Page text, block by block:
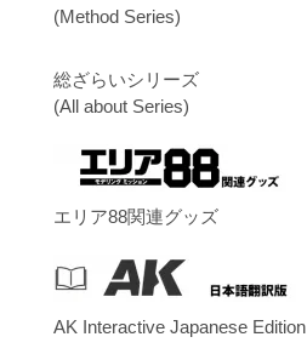
(Method Series)
総ざらいシリーズ
(All about Series)
エリア88関連グッズ
AK Interactive Japanese Edition